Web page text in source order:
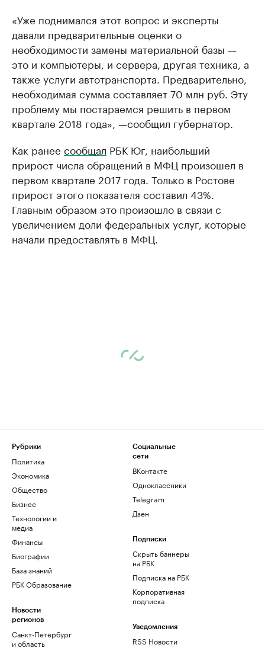
«Уже поднимался этот вопрос и эксперты
давали предварительные оценки о
необходимости замены материальной базы —
это и компьютеры, и сервера, другая техника, а
также услуги автотранспорта. Предварительно,
необходимая сумма составляет 70 млн руб. Эту
проблему мы постараемся решить в первом
квартале 2018 года», —сообщил губернатор.
Как ранее сообщал РБК Юг, наибольший
прирост числа обращений в МФЦ произошел в
первом квартале 2017 года. Только в Ростове
прирост этого показателя составил 43%.
Главным образом это произошло в связи с
увеличением доли федеральных услуг, которые
начали предоставлять в МФЦ.
Рубрики
Политика
Экономика
Общество
Бизнес
Технологии и
медиа
Финансы
Биографии
База знаний
РБК Образование
Новости
регионов
Санкт-Петербург
и область
Социальные
сети
ВКонтакте
Одноклассники
Telegram
Дзен
Подписки
Скрыть баннеры
на РБК
Подписка на РБК
Корпоративная
подписка
Уведомления
RSS Новости